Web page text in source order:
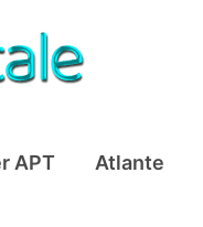
APT Atlante